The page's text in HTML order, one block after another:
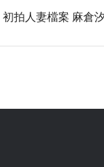
拍人妻檔案 麻倉